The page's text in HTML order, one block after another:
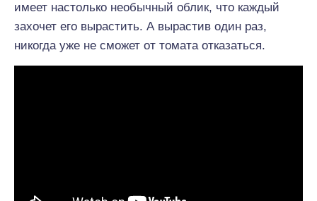
имеет настолько необычный облик, что каждый
захочет его вырастить. А вырастив один раз,
никогда уже не сможет от томата отказаться.